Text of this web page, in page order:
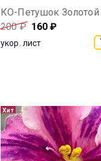
200₽ 160 ₽
укор. лист
Хит